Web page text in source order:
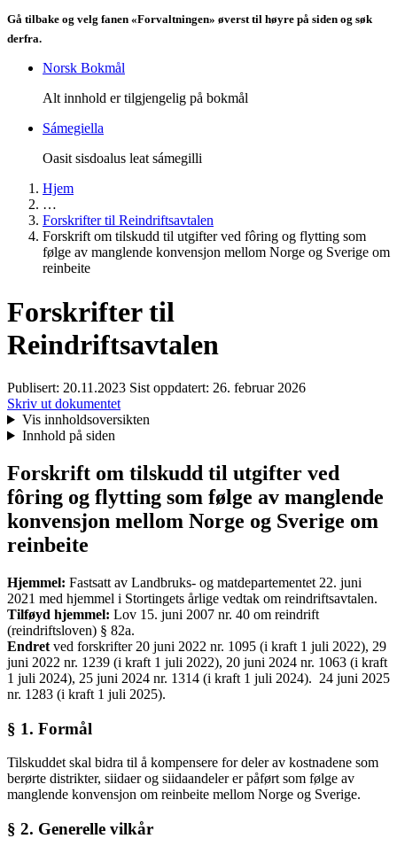
Gå tilbake og velg fanen «Forvaltningen» øverst til høyre på siden og søk
derfra.
Norsk Bokmål
Alt innhold er tilgjengelig på bokmål
Sámegiella
Oasit sisdoalus leat sámegilli
Hjem
…
Forskrifter til Reindriftsavtalen
Forskrift om tilskudd til utgifter ved fôring og flytting som
følge av manglende konvensjon mellom Norge og Sverige om
reinbeite
Forskrifter til
Reindriftsavtalen
Publisert: 20.11.2023 Sist oppdatert: 26. februar 2026
Skriv ut dokumentet
Vis innholdsoversikten
Innhold på siden
Forskrift om tilskudd til utgifter ved
fôring og flytting som følge av manglende
konvensjon mellom Norge og Sverige om
reinbeite
Hjemmel: Fastsatt av Landbruks- og matdepartementet 22. juni
2021 med hjemmel i Stortingets årlige vedtak om reindriftsavtalen.
Tilføyd hjemmel: Lov 15. juni 2007 nr. 40 om reindrift
(reindriftsloven) § 82a.
Endret ved forskrifter 20 juni 2022 nr. 1095 (i kraft 1 juli 2022), 29
juni 2022 nr. 1239 (i kraft 1 juli 2022), 20 juni 2024 nr. 1063 (i kraft
1 juli 2024), 25 juni 2024 nr. 1314 (i kraft 1 juli 2024). 24 juni 2025
nr. 1283 (i kraft 1 juli 2025).
§ 1. Formål
Tilskuddet skal bidra til å kompensere for deler av kostnadene som
berørte distrikter, siidaer og siidaandeler er påført som følge av
manglende konvensjon om reinbeite mellom Norge og Sverige.
§ 2. Generelle vilkår